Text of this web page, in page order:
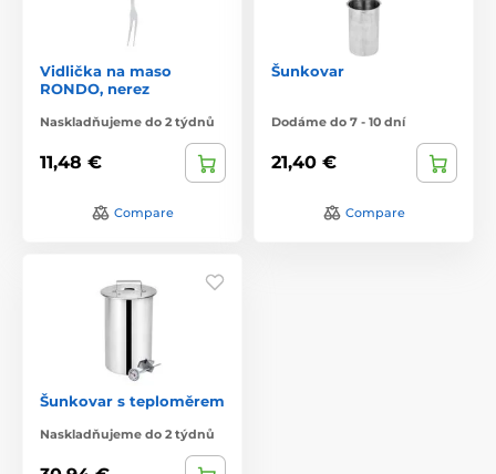
Vidlička na maso
RONDO, nerez
Naskladňujeme do 2 týdnů
11,48 €
Compare
Šunkovar
Dodáme do 7 - 10 dní
21,40 €
Compare
Šunkovar s teploměrem
Naskladňujeme do 2 týdnů